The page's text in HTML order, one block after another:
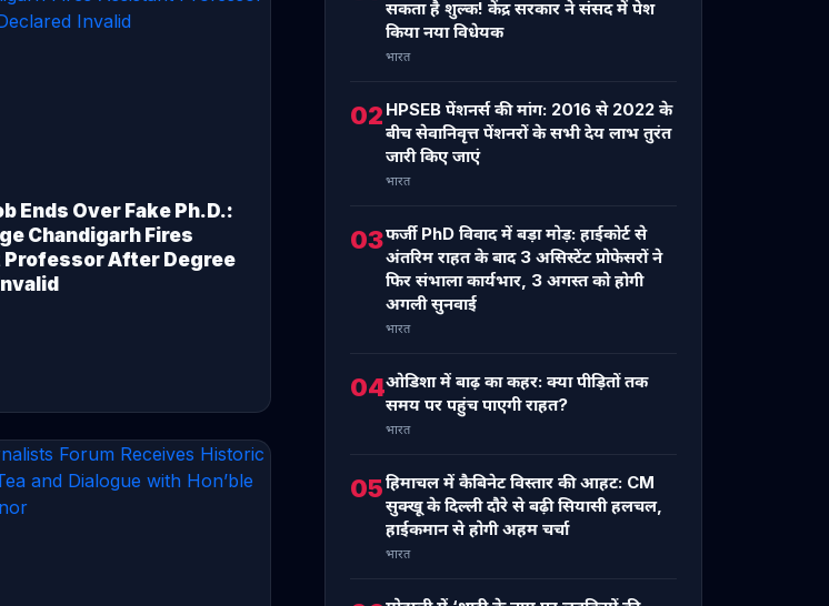
Ends Over Fake Ph.D.:
Chandigarh Fires
After Degree
सकता है शुल्क! केंद्र सरकार ने संसद में पेश
किया नया विधेयक
भारत
02 HPSEB पेंशनर्स की मांग: 2016 से 2022 के
बीच सेवानिवृत्त पेंशनरों के सभी देय लाभ तुरंत
जारी किए जाएं
भारत
03फर्जी PhD विवाद में बड़ा मोड़: हाईकोर्ट से
अंतरिम राहत के बाद 3 असिस्टेंट प्रोफेसरों ने
फिर संभाला कार्यभार, 3 अगस्त को होगी
अगली सुनवाई
भारत
04ओडिशा में बाढ़ का कहर: क्या पीड़ितों तक
समय पर पहुंच पाएगी राहत?
भारत
05हिमाचल में कैबिनेट विस्तार की आहट: CM
सुक्खू के दिल्ली दौरे से बढ़ी सियासी हलचल,
हाईकमान से होगी अहम चर्चा
भारत